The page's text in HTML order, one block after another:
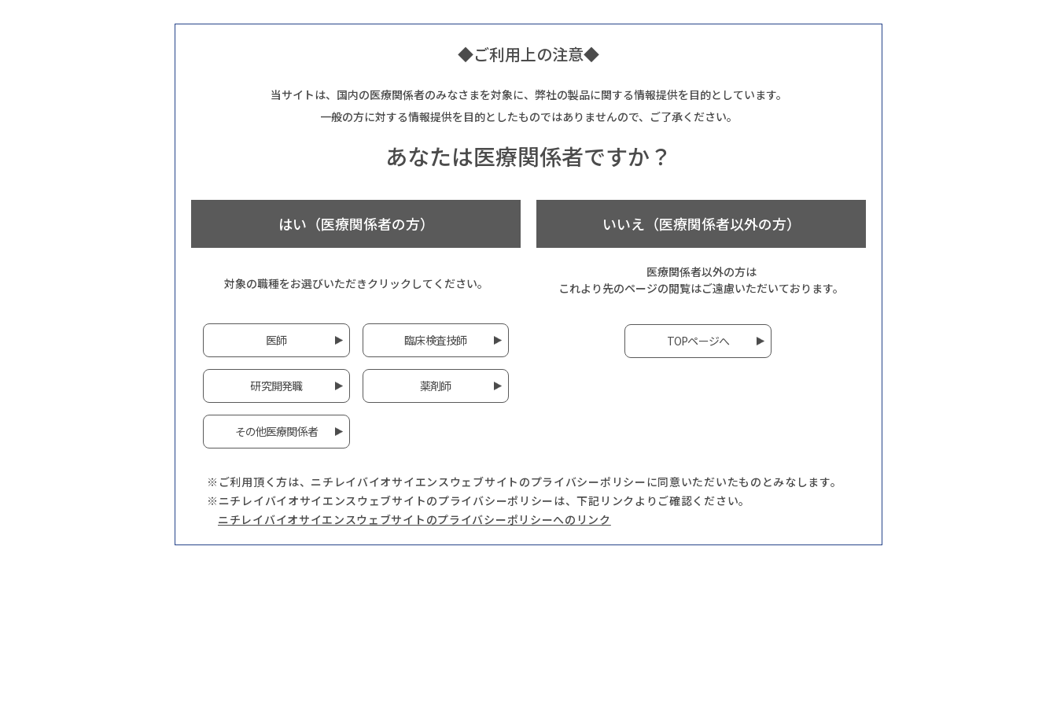
◆ご利用上の注意◆
当サイトは、国内の医療関係者のみなさまを対象に、弊社の製品に関する情報提供を目的としています。
一般の方に対する情報提供を目的としたものではありませんので、ご了承ください。
あなたは医療関係者ですか？
はい（医療関係者の方）
対象の職種をお選びいただきクリックしてください。
医師 臨床検査技師
研究開発職 薬剤師
その他医療関係者
いいえ（医療関係者以外の方）
医療関係者以外の方は
これより先のページの閲覧はご遠慮いただいております。
TOPページへ
※ご利用頂く方は、ニチレイバイオサイエンスウェブサイトのプライバシーポリシーに同意いただいたものとみなします。
※ニチレイバイオサイエンスウェブサイトのプライバシーポリシーは、下記リンクよりご確認ください。
ニチレイバイオサイエンスウェブサイトのプライバシーポリシーへのリンク